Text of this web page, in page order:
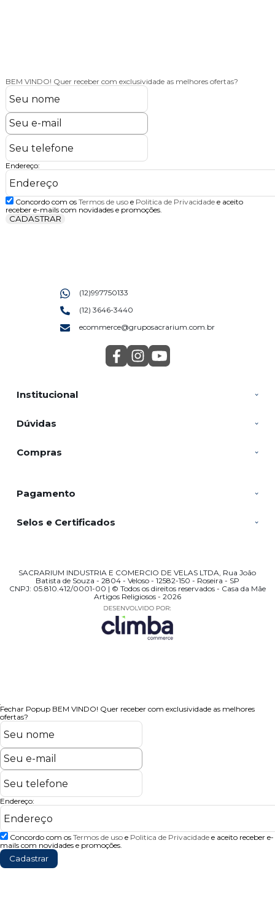
BEM VINDO! Quer receber com exclusividade as melhores ofertas?
Endereço:
Concordo com os Termos de usoe Politica de Privacidadee aceito
receber e-mails com novidades e promoções.
CADASTRAR
Institucional
Dúvidas
Compras
(12)997750133
(12) 3646-3440
ecommerce@gruposacrarium.com.br
Pagamento
Selos e Certificados
SACRARIUM INDUSTRIA E COMERCIO DE VELAS LTDA, Rua João
Batista de Souza - 2804 - Veloso - 12582-150 - Roseira - SP
CNPJ: 05.810.412/0001-00 | © Todos os direitos reservados - Casa da Mãe
Artigos Religiosos - 2026
Fechar Popup BEM VINDO! Quer receber com exclusividade as melhores
ofertas?
Endereço:
Concordo com os Termos de uso e Politica de Privacidade e aceito receber e-
mails com novidades e promoções.
Cadastrar